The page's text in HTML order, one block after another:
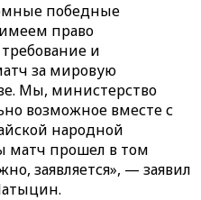
победные
право
и
за мировую
Мы, министерство
возможное вместе с
народной
матч прошел в том
заявляется», — заявил